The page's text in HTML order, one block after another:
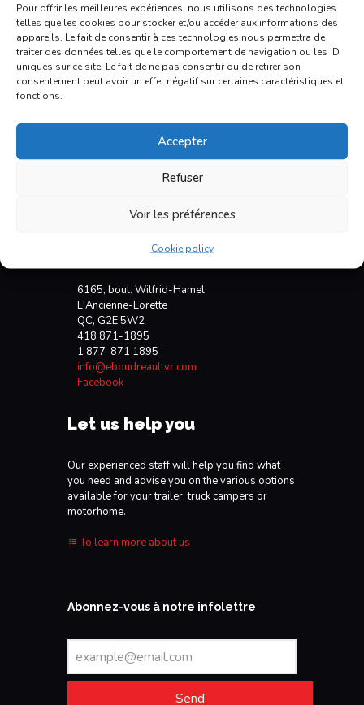
Pour offrir les meilleures expériences, nous utilisons des technologies
telles que les cookies pour stocker et/ou accéder aux informations des
appareils. Le fait de consentir à ces technologies nous permettra de
traiter des données telles que le comportement de navigation ou les ID
uniques sur ce site. Le fait de ne pas consentir ou de retirer son
consentement peut avoir un effet négatif sur certaines caractéristiques et
fonctions.
Accepter
Refuser
Voir les préférences
Cookie policy
6165, boul. Wilfrid-Hamel
L'Ancienne-Lorette
QC, G2E 5W2
418 871-1895
1 877-871 1895
info@eboudreaultvr.com
Facebook
Let us help you
Our experienced staff will help you find what
you need and advise you on the various options
available for your trailer, truck campers or
motorhome.
To learn more about us
Abonnez-vous à notre infolettre
Send